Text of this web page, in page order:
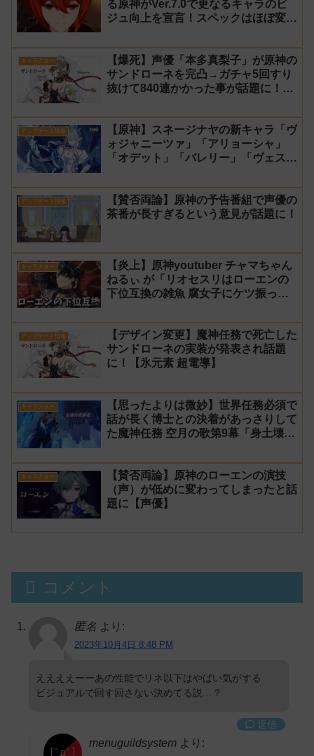
る原神がVer.7.0で更なるキャラのビ
ジュ向上を宣言！スペックはほぼ変わ
キャラクター
【爆死】声優「本多真梨子」が原神の
サンドローネを完凸→ガチャ5回すり
抜けて840連かかった事が話題に！
アップデート情報
【原神】スネージナヤの新キャラ「ヴ
ォジャニーツァ」「アリョーシャ」
「オデット」「バレリー」「ヴェス
「アナスターシャ・フョードロヴナ・
スネージナヤ」が一斉に発表！【声優
氷神 第10位】
アップデート情報
【賛否両論】原神の予告番組で声優の
茶番が長すぎるという意見が話題に！
キャラクター
【炎上】原神youtuber チャマちゃん
ねるぃ が「リオセスリはローエンの
下位互換の雑魚 腐女子にケツ振って
アップデート情報
【デザイン変更】魔神任務で死亡した
サンドローネの実装が発表され話題
に！【氷元素 超電導】
キャラクター
【思ったよりは微妙】世界任務必須で
話が長く博士との決着があっさりして
た魔神任務 空月の歌第9幕「身土壊
プラーナ」感想
キャラクター
【賛否両論】原神のローエンの演技
（声）が低めに変わってしまったと話
題に【声優】
コメント
匿名 より:
2023年10月4日 8:48 PM
ええええーーあの性能でリネ以下はやばい気がする
ビジュアルで回す回さない決めてる説…？
返信
menuguildsystem より: